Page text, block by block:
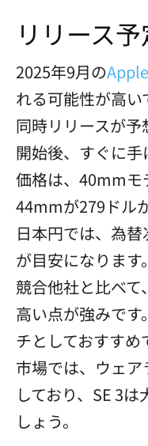
リリース
2025年9月のApple
れる可能性が高い
同時リリースが
開始後、すぐに手
価格は、40mmモ
44mmが279ドル
日本円では、為
が目安になります。
競合他社と比べ
高い点が強みです
チとしておすすめ
市場では、ウェ
しており、SE 3
しょう。